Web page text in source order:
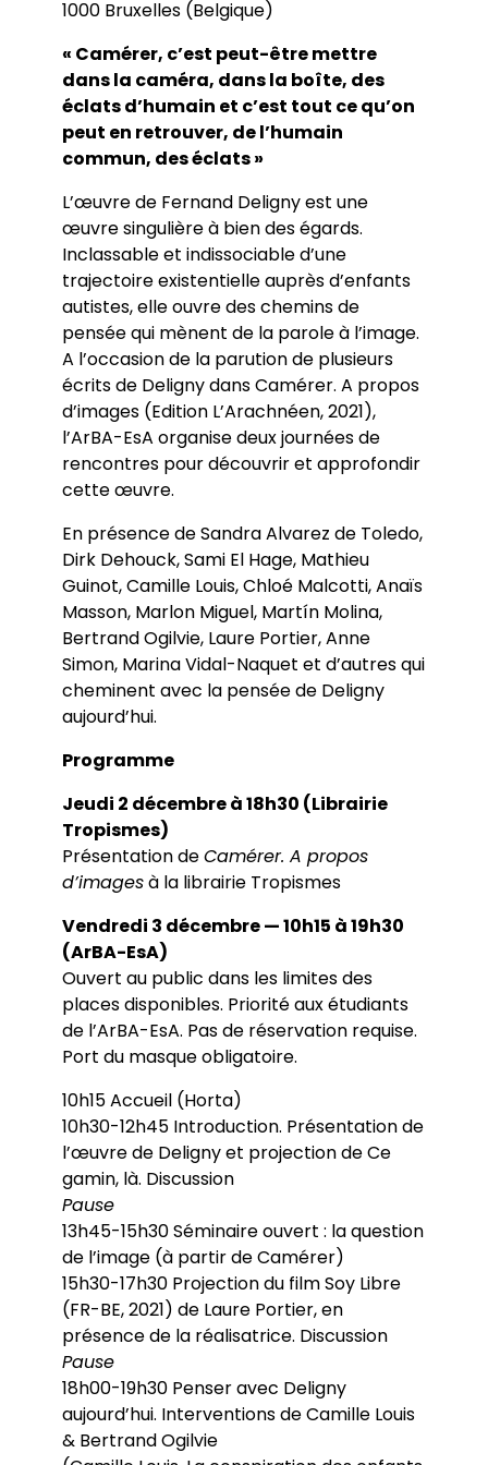
1000 Bruxelles (Belgique)
« Camérer, c’est peut-être mettre
dans la caméra, dans la boîte, des
éclats d’humain et c’est tout ce qu’on
peut en retrouver, de l’humain
commun, des éclats »
L’œuvre de Fernand Deligny est une
œuvre singulière à bien des égards.
Inclassable et indissociable d’une
trajectoire existentielle auprès d’enfants
autistes, elle ouvre des chemins de
pensée qui mènent de la parole à l’image.
A l’occasion de la parution de plusieurs
écrits de Deligny dans Camérer. A propos
d’images (Edition L’Arachnéen, 2021),
l’ArBA-EsA organise deux journées de
rencontres pour découvrir et approfondir
cette œuvre.
En présence de Sandra Alvarez de Toledo,
Dirk Dehouck, Sami El Hage, Mathieu
Guinot, Camille Louis, Chloé Malcotti, Anaïs
Masson, Marlon Miguel, Martín Molina,
Bertrand Ogilvie, Laure Portier, Anne
Simon, Marina Vidal-Naquet et d’autres qui
cheminent avec la pensée de Deligny
aujourd’hui.
Programme
Jeudi 2 décembre à 18h30 (Librairie
Tropismes)
Présentation deCamérer. A propos
d’imagesà la librairie Tropismes
Vendredi 3 décembre — 10h15 à 19h30
(ArBA-EsA)
Ouvert au public dans les limites des
places disponibles. Priorité aux étudiants
de l’ArBA-EsA. Pas de réservation requise.
Port du masque obligatoire.
10h15 Accueil (Horta)
10h30-12h45 Introduction. Présentation de
l’œuvre de Deligny et projection de Ce
gamin, là. Discussion
Pause
13h45-15h30 Séminaire ouvert : la question
de l’image (à partir de Camérer)
15h30-17h30 Projection du film Soy Libre
(FR-BE, 2021) de Laure Portier, en
présence de la réalisatrice. Discussion
Pause
18h00-19h30 Penser avec Deligny
aujourd’hui. Interventions de Camille Louis
& Bertrand Ogilvie